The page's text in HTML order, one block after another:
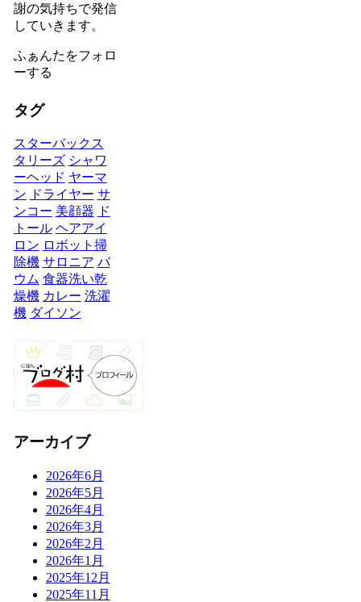
謝の気持ちで発信
していきます。
ふぁんたをフォロ
ーする
タグ
スターバックス
タリーズ シャワ
ーヘッド ヤーマ
ン ドライヤー サ
ンコー 美顔器 ド
トール ヘアアイ
ロン ロボット掃
除機 サロニア バ
ウム 食器洗い乾
燥機 カレー 洗濯
機 ダイソン
アーカイブ
2026年6月
2026年5月
2026年4月
2026年3月
2026年2月
2026年1月
2025年12月
2025年11月